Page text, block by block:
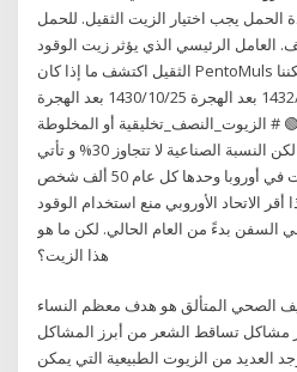
الحمل يجب اختيار الزيت الثقيل. للحمل
العامل الرئيسي الذي يؤثر زيت الوقود
الثقيل اكتشف ما إذا كان PentoMuls هو الحل المطابق لمصنعك. يمكننا
أيضًا تقديم اختبار تشغيل. 11‏‏/8‏‏/1432 بعد الهجرة 25‏‏/10‏‏/1430 بعد الهجرة
🟢 # الزيوت_النصف_تخليقية أو المخلوطةsemi synthétique: و هي
مزيج ما بين النوعين السابقين و لكن النسبة الصناعية لا تتجاوز 30% و تأتي
بمسميات نصف سنتيتيك يموت في أوروبا وحدها كل عام 50 ألف شخص
الاتحاد الأوروبي منع استخدام الوقود
السفن بدءً من العام الحالي. لكن ما هو
هذا الزيت؟
الصحي المتألق هو هدف معظم النساء
مشاكل تساقط الشعر من أبرز المشاكل
العديد من الزيوت الطبيعية التي يمكن